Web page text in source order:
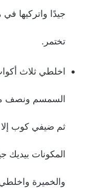
جيدًا واتركيها
تختمر.
اخلطي ثلاث
السمسم ونصف
ثم ضيفي كوب
المكونات بيديك
والخميرة